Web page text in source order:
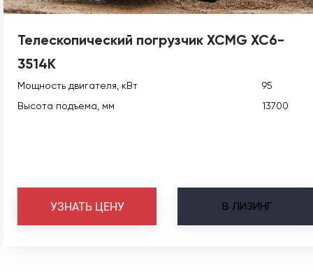
Телескопический погрузчик XCMG XC6-
3514K
Мощность двигателя, кВт
95
Высота подъема, мм
13700
В ЛИЗИНГ
УЗНАТЬ ЦЕНУ